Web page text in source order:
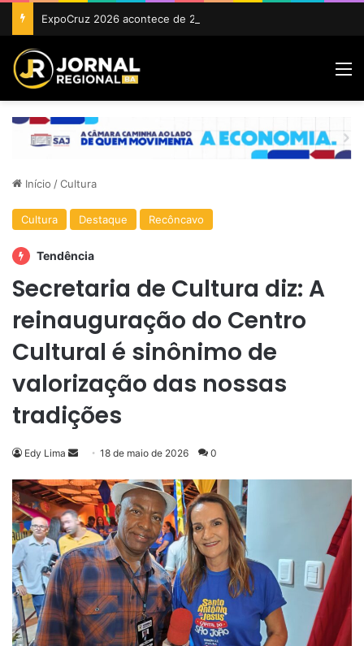
Início /Cultura
Cultura Destaque Recôncavo
Tendência
Secretaria de Cultura diz: A
reinauguração do Centro
Cultural é sinônimo de
valorização das nossas
tradições
Edy Lima
Mande
e-
mail
18 de maio de 2026 0